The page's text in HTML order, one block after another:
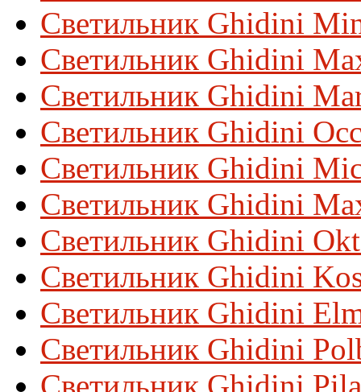
Светильник Ghidini
Светильник Ghidini
Светильник Ghidini
Светильник Ghidini
Светильник Ghidini
Светильник Ghidini
Светильник Ghidini
Светильник Ghidini
Светильник Ghidini
Светильник Ghidini